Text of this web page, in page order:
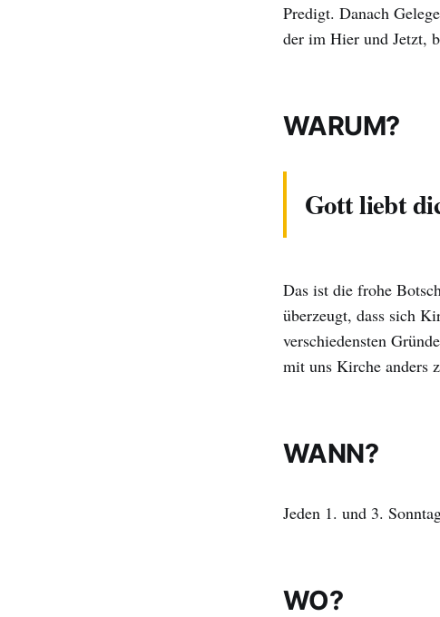
Predigt. Danach
der im Hier und Jetzt,
WARUM?
Gott liebt
Das ist die frohe
überzeugt, dass sich
verschiedensten
mit uns Kirche anders
WANN?
Jeden 1. und 3.
WO?